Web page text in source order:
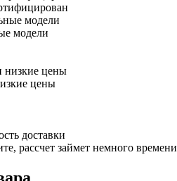
модели
цены
доставки
рассчет займет немного времени